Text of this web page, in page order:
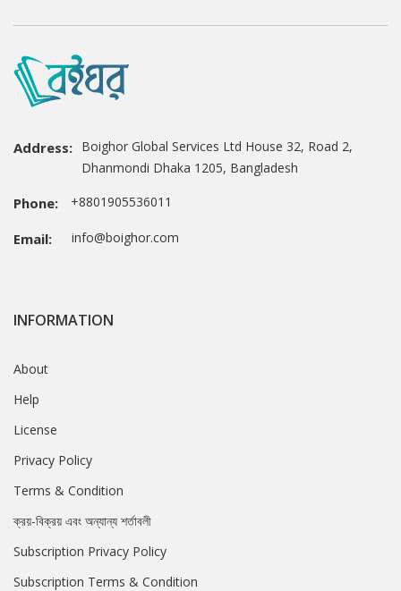
Address: Boighor Global Services Ltd House 32, Road 2,
Dhanmondi Dhaka 1205, Bangladesh
Phone: +8801905536011
Email: info@boighor.com
INFORMATION
About
Help
License
Privacy Policy
Terms & Condition
ক্রয়-বিক্রয় এবং অন্যান্য শর্তাবলী
Subscription Privacy Policy
Subscription Terms & Condition